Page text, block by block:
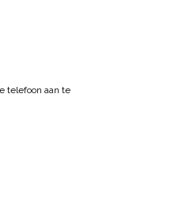
telefoon aan te